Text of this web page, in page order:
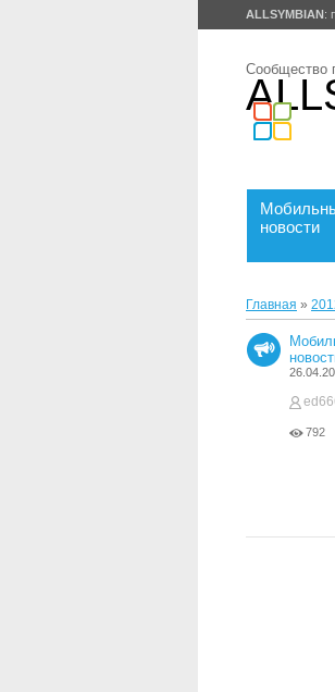
ALLSYMBIAN:
Сообщество
новости
Главная »
792